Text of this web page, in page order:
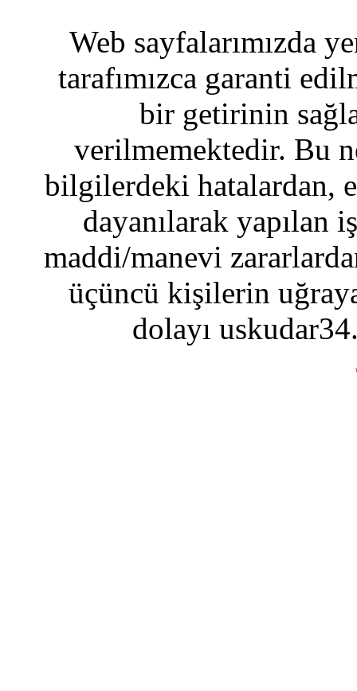
Web sayfalarımızda
tarafımızca garanti
bir getirinin
verilmemektedir. Bu
bilgilerdeki hatalardan,
dayanılarak yapılan
maddi/manevi
üçüncü kişilerin
dolayı